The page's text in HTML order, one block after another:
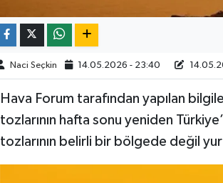
Naci Seçkin 14.05.2026 - 23:40
Hava Forum tarafından yapılan
tozlarının hafta sonu yeniden
tozlarının belirli bir bölgede değil